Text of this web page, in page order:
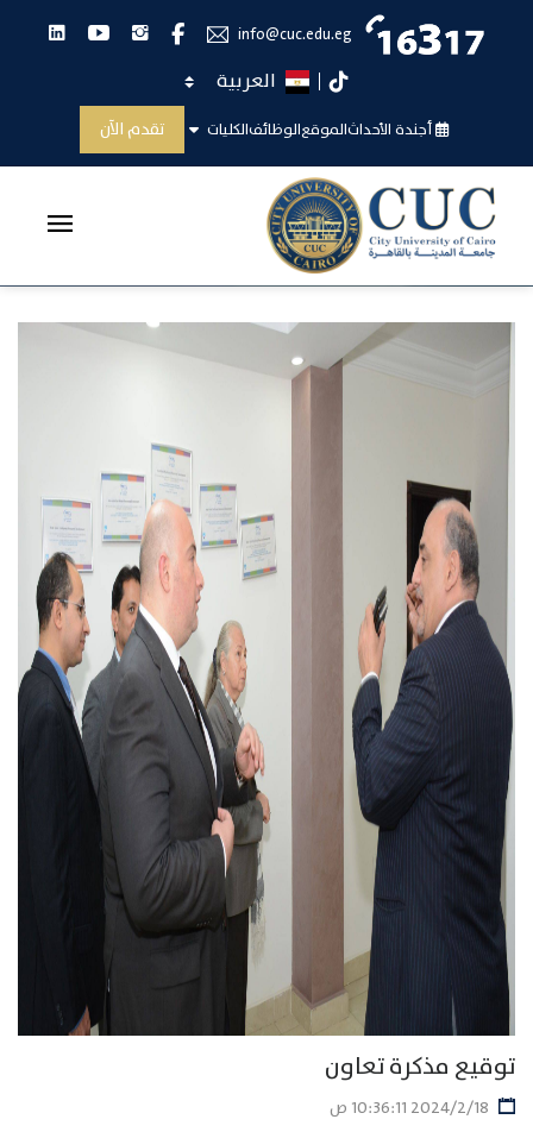
info@cuc.edu.eg فيس بوكانستجراميوتيوبلينكدان
تيك توكاختر اللغة
أجندة الأحداثالموقعالوظائفالكليات تقدم الآن
الرئيسية توقيع مذكرة تعاون
توقيع مذكرة تعاون
18‏‏/2‏‏/2024 10:36:11 ص